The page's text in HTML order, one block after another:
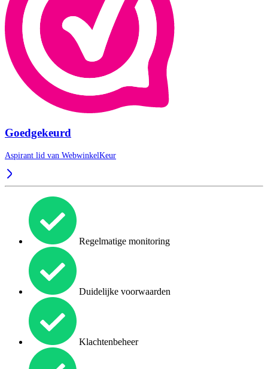
Goedgekeurd
Aspirant lid van WebwinkelKeur
Regelmatige monitoring
Duidelijke voorwaarden
Klachtenbeheer